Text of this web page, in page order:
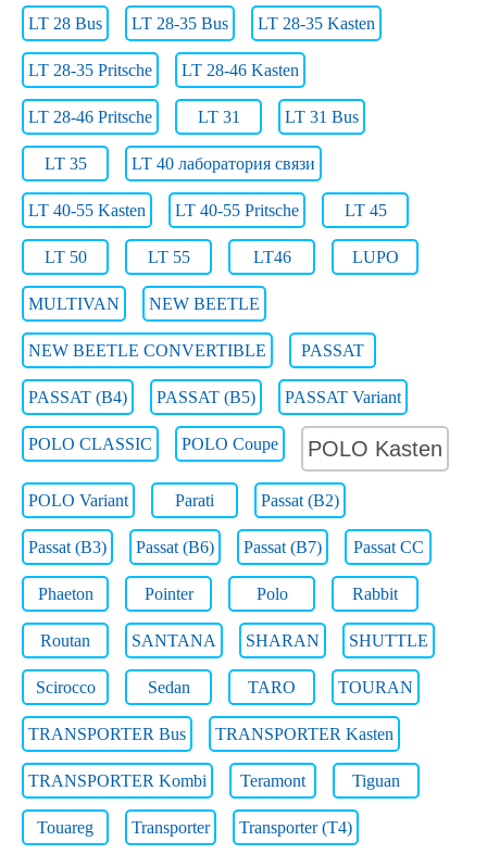
LT 28 Bus LT 28-35 Bus LT 28-35 Kasten
LT 28-35 Pritsche LT 28-46 Kasten
LT 28-46 Pritsche LT 31 LT 31 Bus
LT 35 LT 40 лаборатория связи
LT 40-55 Kasten LT 40-55 Pritsche LT 45
LT 50 LT 55 LT46 LUPO
MULTIVAN NEW BEETLE
NEW BEETLE CONVERTIBLE PASSAT
PASSAT (B4) PASSAT (B5) PASSAT Variant
POLO CLASSIC POLO Coupe POLO Kasten
POLO Variant Parati Passat (B2)
Passat (B3) Passat (B6) Passat (B7) Passat CC
Phaeton Pointer Polo Rabbit
Routan SANTANA SHARAN SHUTTLE
Scirocco Sedan TARO TOURAN
TRANSPORTER Bus TRANSPORTER Kasten
TRANSPORTER Kombi Teramont Tiguan
Touareg Transporter Transporter (T4)